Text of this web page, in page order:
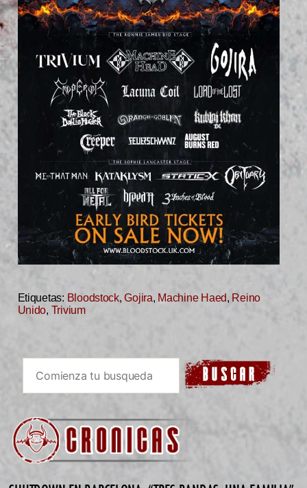
Etiquetas: Bloodstock,Gojira, Machine Haed, Reino
Unido, Trivium